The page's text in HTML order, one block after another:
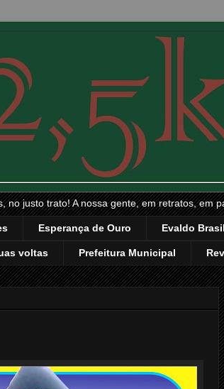
no justo trato! A nossa gente, em retratos, em
Esperança de Ouro Evaldo
voltas Prefeitura Municipal